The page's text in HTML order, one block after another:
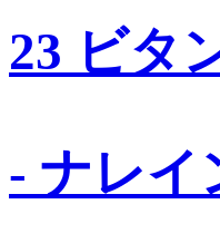
23 ビタ
- ナレイ